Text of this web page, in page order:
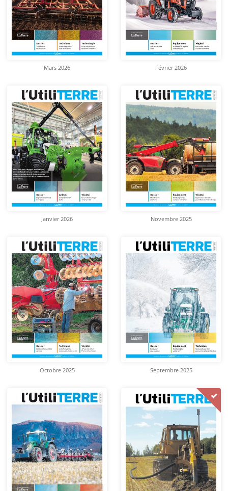
Mars 2026 Février 2026
Janvier 2026 Novembre 2025
Octobre 2025 Septembre 2025